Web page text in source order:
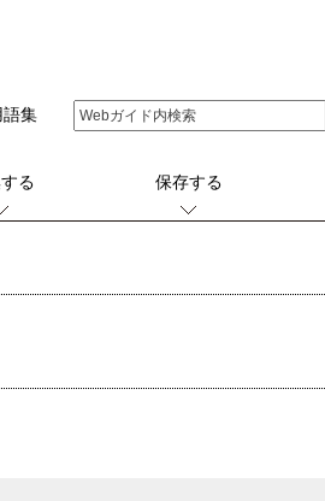
語集
る 保存する